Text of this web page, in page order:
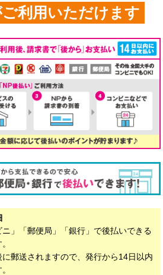
利用いただけます
」「郵便局」「銀行」で後払いできる
郵送されますので、発行から14日以内